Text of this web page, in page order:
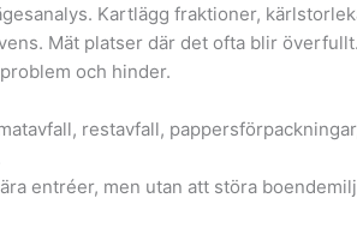
Kartlägg fraktioner,
Mät platser där det ofta blir
och hinder.
restavfall,
entréer, men utan att störa